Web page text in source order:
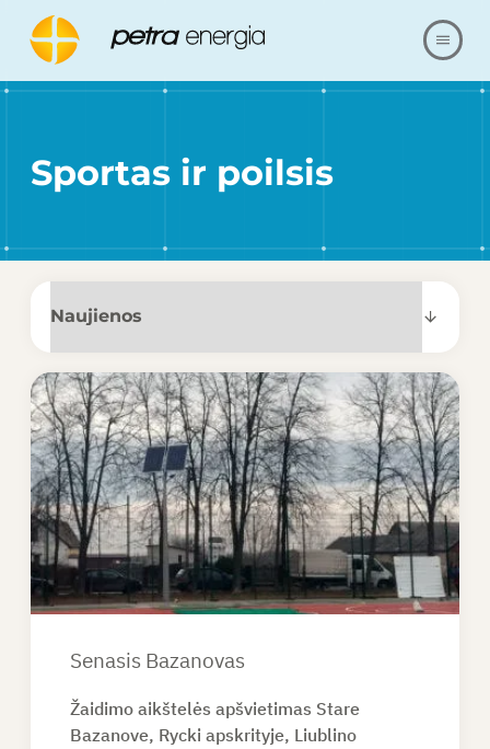
PASIŪLYMAS
SUSISIEKITE SU
PAPRAŠYTI PASIŪLYMO
Sportas ir poilsis
Senasis Bazanovas
Žaidimo aikštelės apšvietimas Stare
Bazanove, Rycki apskrityje, Liublino